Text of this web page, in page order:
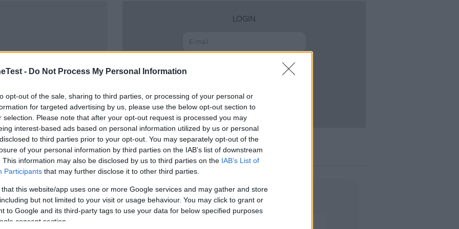
- Do Not Process My Personal Information
opt-out of the sale, sharing to third parties, or processing of your personal or
for targeted advertising by us, please use the below opt-out section to
selection. Please note that after your opt-out request is processed you may
interest-based ads based on personal information utilized by us or personal
to third parties prior to your opt-out. You may separately opt-out of the
of your personal information by third parties on the IAB’s list of downstream
This information may also be disclosed by us to third parties on the IAB’s List of
Participants that may further disclose it to other third parties.
that this website/app uses one or more Google services and may gather and store
but not limited to your visit or usage behaviour. You may click to grant or
to Google and its third-party tags to use your data for below specified purposes
consent section.
LOGIN
ACCEDI
Password dimenticata?
360 Pro (40-